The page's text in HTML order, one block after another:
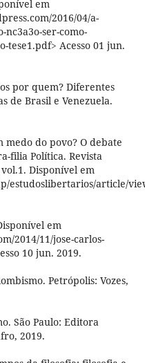
em
2016/04/a-
nc3a3o-ser-como-
tese1.pdf> Acesso 01 jun.
por quem? Diferentes
de Brasil e Venezuela.
medo do povo? O debate
filia Política. Revista
Disponível em
estudoslibertarios/article/
em
2014/11/jose-carlos-
10 jun. 2019.
Petrópolis: Vozes,
São Paulo: Editora
2019.